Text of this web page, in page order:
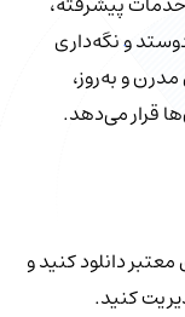
و نگه‌داری
و به‌روز،
قرار می‌دهد.
دانلود کنید و
کنید.